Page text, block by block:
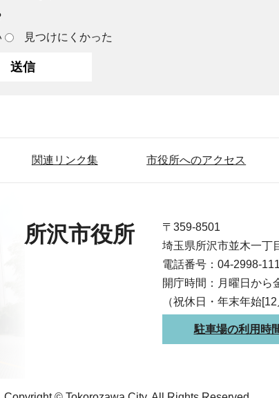
見つけにくかった
関連リンク集 市役所へのアクセス
所沢市役所
〒359-8501
埼玉県所沢市並木一丁
電話番号：04-2998-
開庁時間：月曜日から
（祝休日・年末年始
駐車場の利用時